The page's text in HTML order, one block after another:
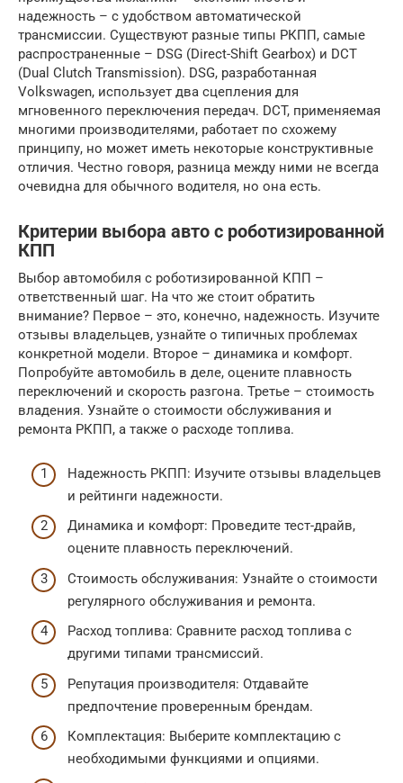
надежность – с удобством автоматической
трансмиссии. Существуют разные типы РКПП, самые
распространенные – DSG (Direct-Shift Gearbox) и DCT
(Dual Clutch Transmission). DSG, разработанная
Volkswagen, использует два сцепления для
мгновенного переключения передач. DCT, применяемая
многими производителями, работает по схожему
принципу, но может иметь некоторые конструктивные
отличия. Честно говоря, разница между ними не всегда
очевидна для обычного водителя, но она есть.
Критерии выбора авто с роботизированной
КПП
Выбор автомобиля с роботизированной КПП –
ответственный шаг. На что же стоит обратить
внимание? Первое – это, конечно, надежность. Изучите
отзывы владельцев, узнайте о типичных проблемах
конкретной модели. Второе – динамика и комфорт.
Попробуйте автомобиль в деле, оцените плавность
переключений и скорость разгона. Третье – стоимость
владения. Узнайте о стоимости обслуживания и
ремонта РКПП, а также о расходе топлива.
Надежность РКПП: Изучите отзывы владельцев
и рейтинги надежности.
Динамика и комфорт: Проведите тест-драйв,
оцените плавность переключений.
Стоимость обслуживания: Узнайте о стоимости
регулярного обслуживания и ремонта.
Расход топлива: Сравните расход топлива с
другими типами трансмиссий.
Репутация производителя: Отдавайте
предпочтение проверенным брендам.
Комплектация: Выберите комплектацию с
необходимыми функциями и опциями.